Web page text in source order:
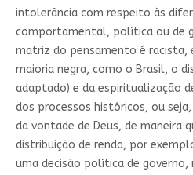
intolerância com respeito às
comportamental, política ou de
matriz do pensamento é racista,
maioria negra, como o Brasil, o
adaptado) e da espiritualização
dos processos históricos, ou
da vontade de Deus, de maneira
distribuição de renda, por
uma decisão política de governo,